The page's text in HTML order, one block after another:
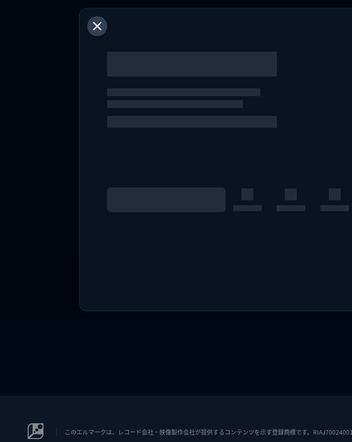
このエルマークは、レコード会社・映像製作会社が提供するコンテンツを示す登録商標です。RIAJ70024001